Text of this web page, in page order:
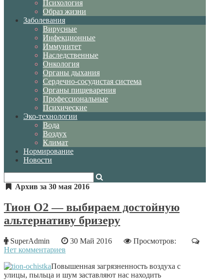
Психология
Образ жизни
Заболевания
Вирусные
Инфекционные
Иммунитет
Наследственные
Онкология
Органы дыхания
Сердечно-сосудистая система
Органы пищеварения
Профессиональные
Психические
Эко-технологии
Вода
Воздух
Климат
Нормирование
Новости
Архив за 30 мая 2016
Тион О2 — выбираем достойную
альтернативу бризеру
SuperAdmin 30 Май 2016
Просмотров:
Нет комментариев
Повышенная загрязненность воздуха с
улицы, пыльца и шум заставляют нас находить